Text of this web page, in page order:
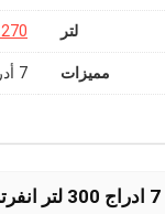
لتر 270 إلى 324.9 لتر
مميزات 7 أدراج